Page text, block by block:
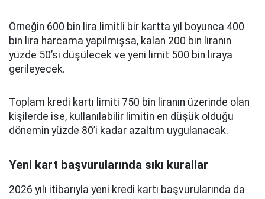
Örneğin 600 bin lira limitli bir kartta yıl boyunca 400
bin lira harcama yapılmışsa, kalan 200 bin liranın
yüzde 50’si düşülecek ve yeni limit 500 bin liraya
gerileyecek.
Toplam kredi kartı limiti 750 bin liranın üzerinde olan
kişilerde ise, kullanılabilir limitin en düşük olduğu
dönemin yüzde 80’i kadar azaltım uygulanacak.
Yeni kart başvurularında sıkı kurallar
2026 yılı itibarıyla yeni kredi kartı başvurularında da